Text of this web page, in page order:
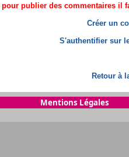
pour publier des commentaires il
Créer un
S'authentifier sur
Retour à
Mentions Légales